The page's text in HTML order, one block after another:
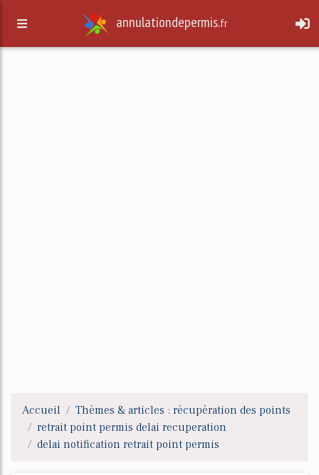
annulationdepermis.fr
Accueil
Thèmes & articles : récupération des points
retrait point permis delai recuperation
delai notification retrait point permis